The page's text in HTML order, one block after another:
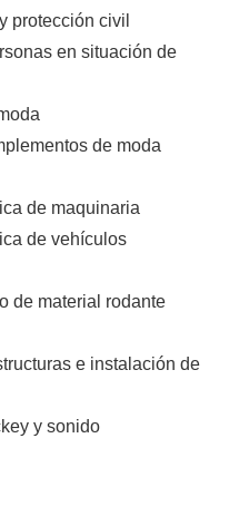
protección civil
en situación de
de moda
de maquinaria
de vehículos
de material rodante
e instalación de
y sonido